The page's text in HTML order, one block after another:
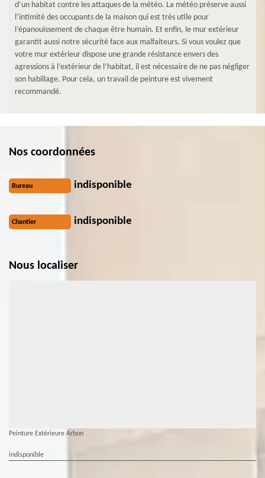
d’un habitat contre les attaques de la météo. La météo préserve aussi
l’intimité des occupants de la maison qui est très utile pour
l’épanouissement de chaque être humain. Et enfin, le mur extérieur
garantit aussi notre sécurité face aux malfaiteurs. Si vous voulez que
votre mur extérieur dispose une grande résistance envers des
agressions à l’extérieur de l’habitat, il est nécessaire de ne pas négliger
son habillage. Pour cela, un travail de peinture est vivement
recommandé.
Nos coordonnées
Bureau indisponible
Chantier indisponible
Nous localiser
Peinture Extérieure Arbon
indisponible